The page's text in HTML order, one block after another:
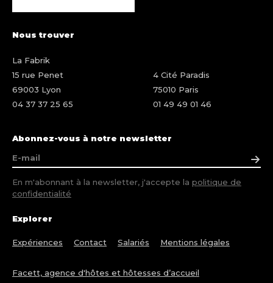
Nous trouver
La Fabrik
15 rue Penet
69003 Lyon
04 37 37 25 65
4 Cité Paradis
75010 Paris
01 49 49 01 46
Abonnez-vous à notre newsletter
En m'abonnant à la newsletter, j'accepte la politique de
confidentialité
Explorer
Expériences Contact Salariés Mentions légales
Facett, agence d'hôtes et hôtesses d’accueil